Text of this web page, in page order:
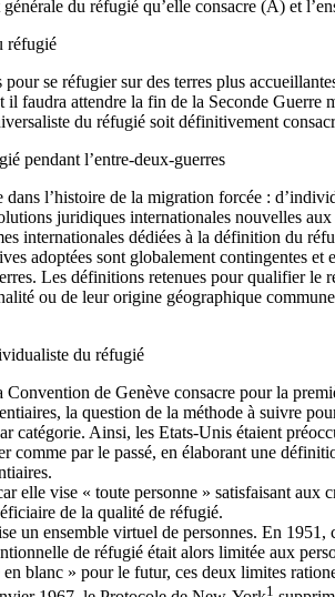
du réfugié qu’elle consacre (A) et
réfugié
se réfugier sur des terres plus
faudra attendre la fin de la Seconde
du réfugié soit définitivement
pendant l’entre-deux-guerres
l’histoire de la migration forcée :
juridiques internationales nouvelles
internationales dédiées à la définition du
adoptées sont globalement contingentes
Les définitions retenues pour qualifier
ou de leur origine géographique
du réfugié
de Genève consacre pour la
la question de la méthode à suivre
catégorie. Ainsi, les Etats-Unis étaient
par le passé, en élaborant une
vise « toute personne » satisfaisant aux
de la qualité de réfugié.
un ensemble virtuel de personnes. En
de réfugié était alors limitée aux
blanc » pour le futur, ces deux limites
1